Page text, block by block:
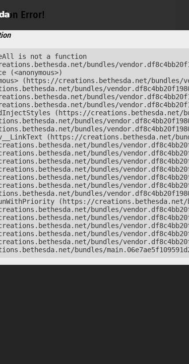
Error!
is not a function
bundles/
(<anonymous>)
(https://creations.bethesda.net/bundles/
bundles/
bundles/
bundles/
(https://creations.bethesda.net/
bundles/
bundles/
(https://creations.bethesda.net/
bundles/
bundles/
bundles/
bundles/
bundles/
bundles/
bundles/
(https://
bundles/
bundles/
bundles/
bundles/
bundles/
bundles/